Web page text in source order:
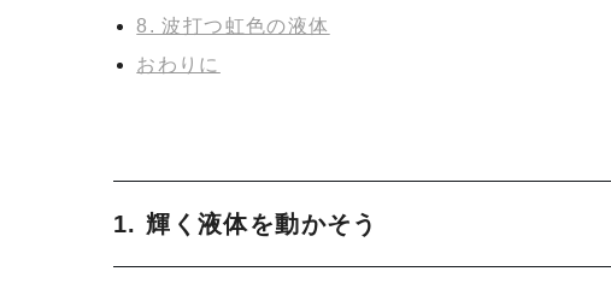
8. 波打つ虹色の液体
おわりに
1. 輝く液体を動かそう